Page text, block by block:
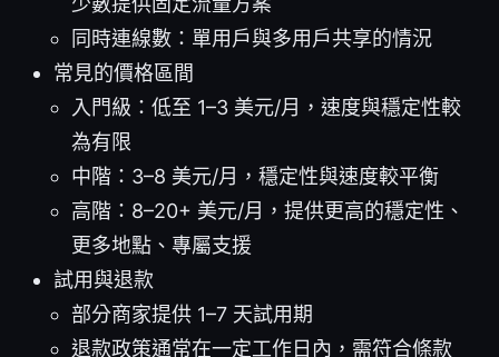
同時連線數：單用戶與多用戶共享的情況
常見的價格區間
入門級：低至 1–3 美元/月，速度與穩定性較
為有限
中階：3–8 美元/月，穩定性與速度較平衡
高階：8–20+ 美元/月，提供更高的穩定性、
更多地點、專屬支援
試用與退款
部分商家提供 1–7 天試用期
退款政策通常在一定工作日內，需符合條款